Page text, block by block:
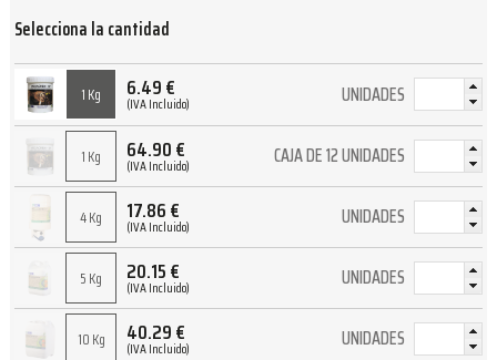
Selecciona la cantidad
1 Kg 6.49€
(IVA Incluido) UNIDADES
1 Kg 64.90€
(IVA Incluido) CAJA DE 12 UNIDADES
4 Kg 17.86€
(IVA Incluido) UNIDADES
5 Kg 20.15€
(IVA Incluido) UNIDADES
10 Kg 40.29€
(IVA Incluido) UNIDADES